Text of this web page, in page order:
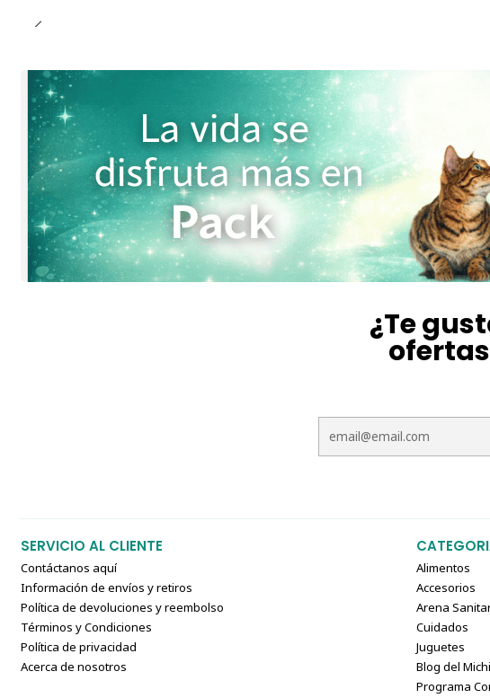
¿Te
SERVICIO AL CLIENTE
Contáctanos aquí
Información de envíos y retiros
Política de devoluciones y reembolso
Términos y Condiciones
Política de privacidad
Acerca de nosotros
Alimentos
Accesorios
Arena
Cuidados
Juguetes
Blog del Michi
Programa